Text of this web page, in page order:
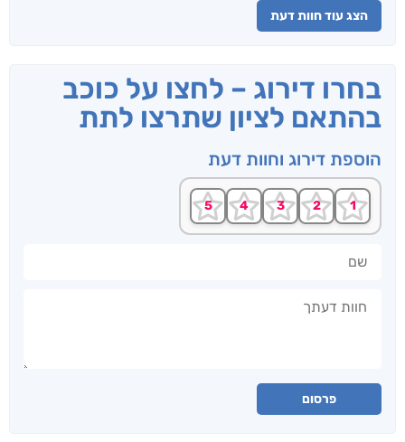
הצג עוד חוות דעת
בחרו דירוג – לחצו על כוכב
בהתאם לציון שתרצו לתת
הוספת דירוג וחוות דעת
פרסום